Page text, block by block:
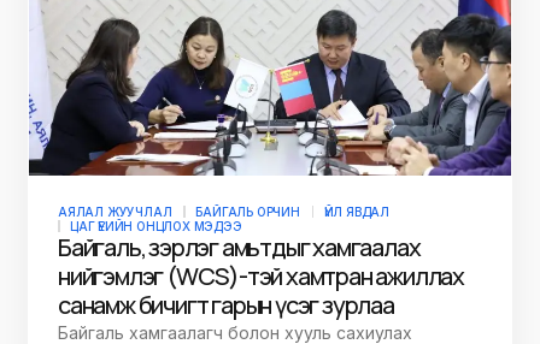
АЯЛАЛ ЖУУЧЛАЛ БАЙГАЛЬ ОРЧИН
ҮЙЛ ЯВДАЛ
ЦАГ ҮЕИЙН ОНЦЛОХ МЭДЭЭ
Байгаль, зэрлэг амьтдыг хамгаалах
нийгэмлэг (WCS)-тэй хамтран ажиллах
санамж бичигт гарын үсэг зурлаа
Байгаль хамгаалагч болон хууль сахиулах